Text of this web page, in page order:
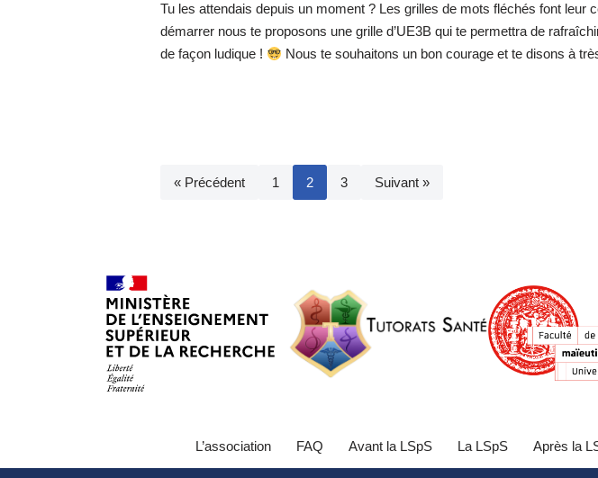
Tu les attendais depuis un moment ? Les grilles de mots fléchés font leur
démarrer nous te proposons une grille d’UE3B qui te permettra de
de façon ludique !
Nous te souhaitons un bon courage et te disons à
« Précédent 1 2 3 Suivant »
L’association FAQ Avant la LSpS La LSpS Après la